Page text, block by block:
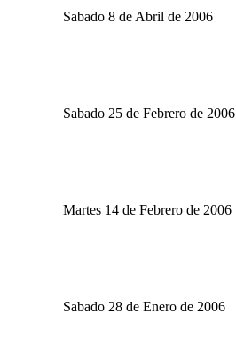
Sabado 8 de Abril de 2006
Sabado 25 de Febrero de 2006
Martes 14 de Febrero de 2006
Sabado 28 de Enero de 2006